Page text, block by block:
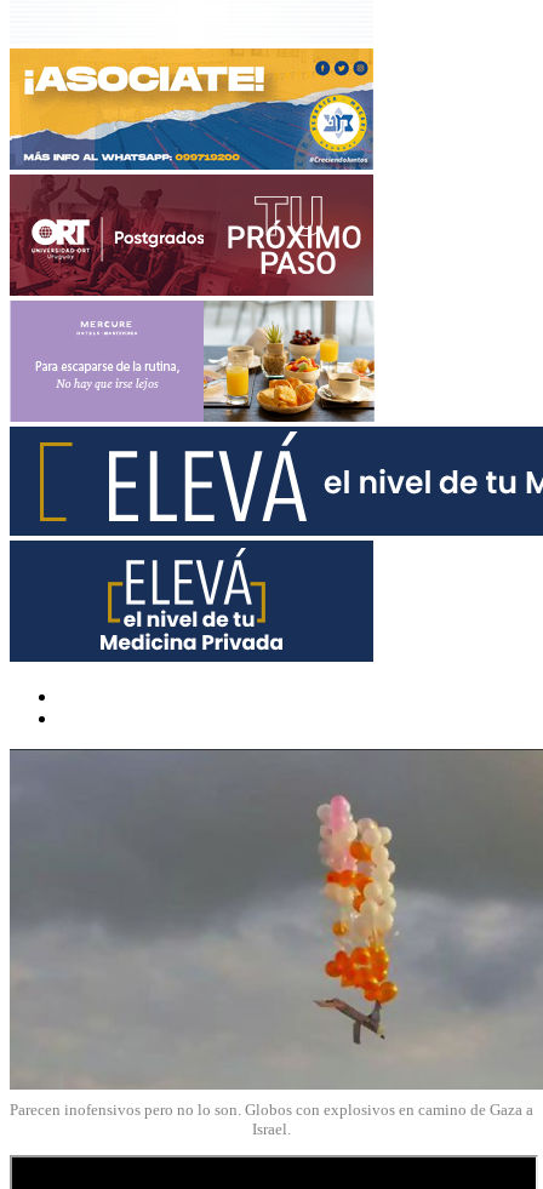
Parecen inofensivos pero no lo son. Globos con explosivos en camino de Gaza a
Israel.